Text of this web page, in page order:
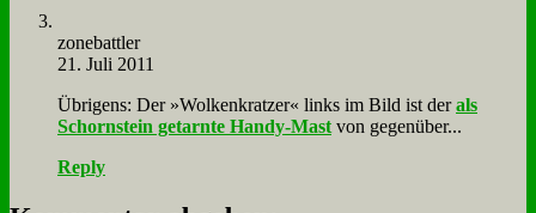
zone­batt­ler
21. Juli 2011
Üb­ri­gens: Der »Wol­ken­krat­zer« links im Bild ist derals
Schorn­stein ge­tarn­te Han­dy-Mast von ge­gen­über...
Reply